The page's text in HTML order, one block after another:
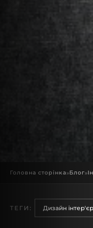
Головна сторінка»Блог»
ТЕГИ: Дизайн